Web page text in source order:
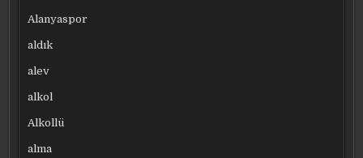
Alanyaspor
aldık
alev
alkol
Alkollü
alma